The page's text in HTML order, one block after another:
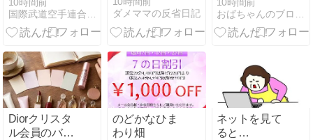
10時間前
ダメママの反省日記
10時間前
Diorクリスタ
ル会員のバー
のどかなひま
わり畑
ネットを見て
ると